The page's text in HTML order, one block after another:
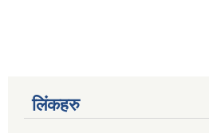
लिंकहरु